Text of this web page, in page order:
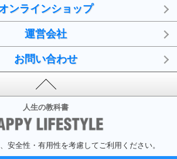
ンラインショップ
運営会社
お問い合わせ
人生の教科書
安全性・有用性を考慮してご利用ください。